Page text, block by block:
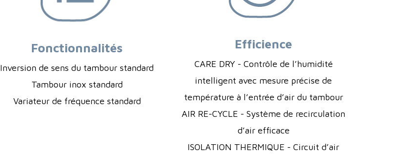
Fonctionnalités
Inversion de sens du tambour standard
Tambour inox standard
Variateur de fréquence standard
Efficience
CARE DRY - Contrôle de l’humidité
intelligent avec mesure précise de
température à l’entrée d’air du tambour
AIR RE-CYCLE - Système de recirculation
d’air efficace
ISOLATION THERMIQUE - Circuit d’air